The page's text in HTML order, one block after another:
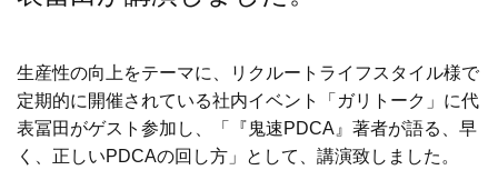
生産性の向上をテーマに、リクルートライフスタイル様で
定期的に開催されている社内イベント「ガリトーク」に代
表冨田がゲスト参加し、「『鬼速PDCA』著者が語る、早
く、正しいPDCAの回し方」として、講演致しました。